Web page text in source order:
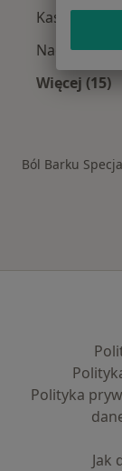
Kaszel w
Więcej (15)
Ból Barku
Polityka
Jak